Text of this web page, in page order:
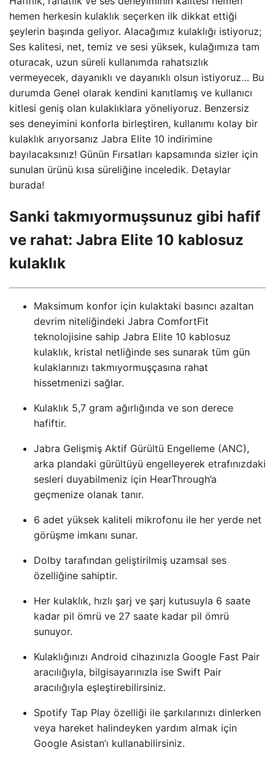
hemen herkesin kulaklık seçerken ilk dikkat ettiği
şeylerin başında geliyor. Alacağımız kulaklığı istiyoruz;
Ses kalitesi, net, temiz ve sesi yüksek, kulağımıza tam
oturacak, uzun süreli kullanımda rahatsızlık
vermeyecek, dayanıklı ve dayanıklı olsun istiyoruz… Bu
durumda Genel olarak kendini kanıtlamış ve kullanıcı
kitlesi geniş olan kulaklıklara yöneliyoruz. Benzersiz
ses deneyimini konforla birleştiren, kullanımı kolay bir
kulaklık arıyorsanız Jabra Elite 10 indirimine
bayılacaksınız! Günün Fırsatları kapsamında sizler için
sunulan ürünü kısa süreliğine inceledik. Detaylar
burada!
Sanki takmıyormuşsunuz gibi hafif
ve rahat: Jabra Elite 10 kablosuz
kulaklık
Maksimum konfor için kulaktaki basıncı azaltan
devrim niteliğindeki Jabra ComfortFit
teknolojisine sahip Jabra Elite 10 kablosuz
kulaklık, kristal netliğinde ses sunarak tüm gün
kulaklarınızı takmıyormuşçasına rahat
hissetmenizi sağlar.
Kulaklık 5,7 gram ağırlığında ve son derece
hafiftir.
Jabra Gelişmiş Aktif Gürültü Engelleme (ANC),
arka plandaki gürültüyü engelleyerek etrafınızdaki
sesleri duyabilmeniz için HearThrough’a
geçmenize olanak tanır.
6 adet yüksek kaliteli mikrofonu ile her yerde net
görüşme imkanı sunar.
Dolby tarafından geliştirilmiş uzamsal ses
özelliğine sahiptir.
Her kulaklık, hızlı şarj ve şarj kutusuyla 6 saate
kadar pil ömrü ve 27 saate kadar pil ömrü
sunuyor.
Kulaklığınızı Android cihazınızla Google Fast Pair
aracılığıyla, bilgisayarınızla ise Swift Pair
aracılığıyla eşleştirebilirsiniz.
Spotify Tap Play özelliği ile şarkılarınızı dinlerken
veya hareket halindeyken yardım almak için
Google Asistan’ı kullanabilirsiniz.